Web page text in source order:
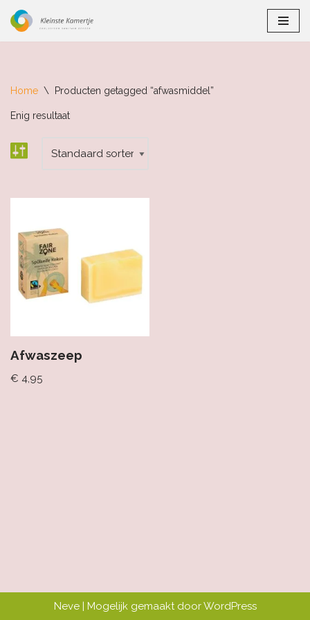
inhoud
Home \ Producten getagged “afwasmiddel”
Enig resultaat
Afwaszeep
€ 4,95
Neve| Mogelijk gemaakt doorWordPress